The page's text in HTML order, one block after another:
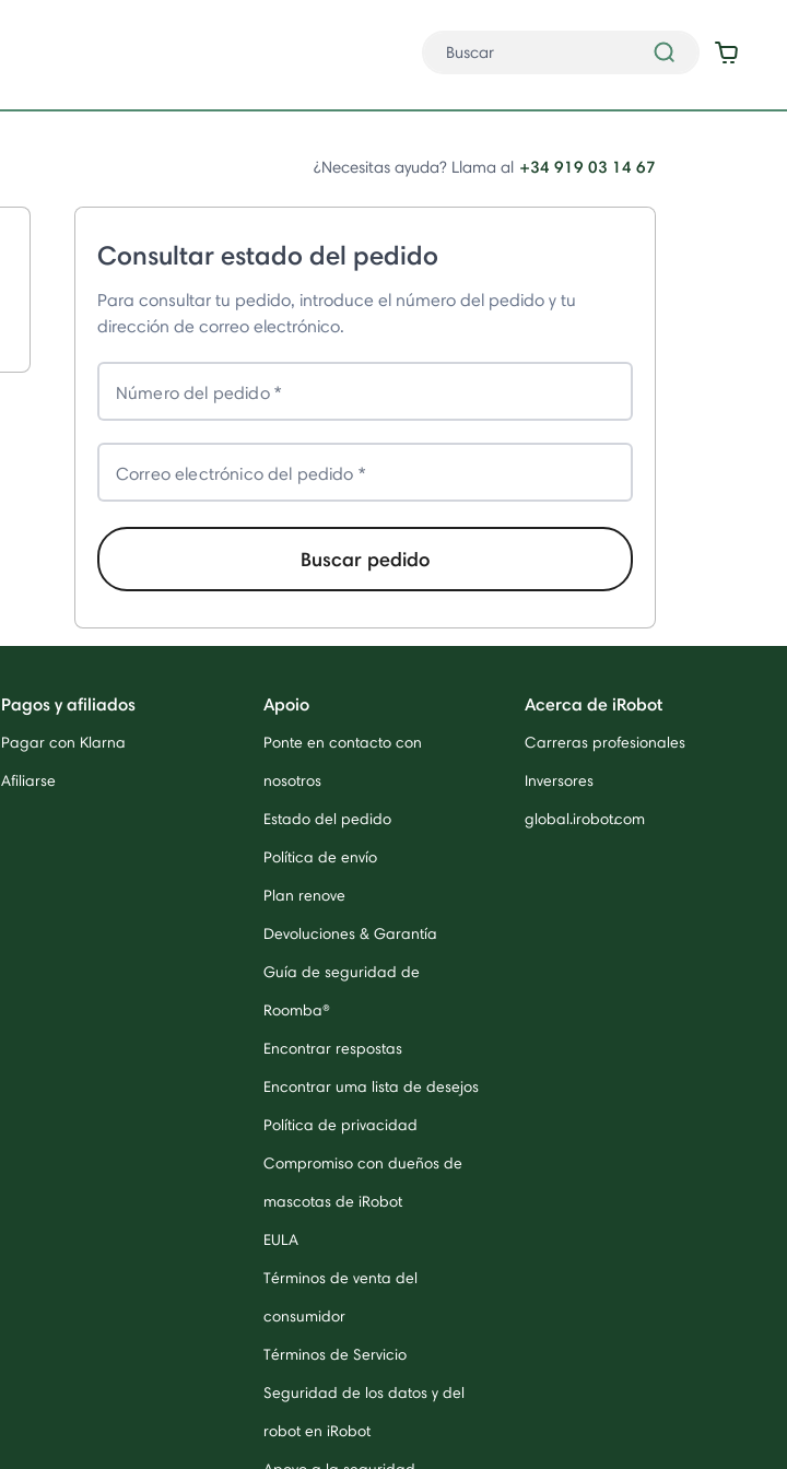
¿Necesitas ayuda? Llama al +34 919 03 14 67
Consultar estado del pedido
Para consultar tu pedido, introduce el número del pedido y tu
dirección de correo electrónico.
Número del pedido
Correo electrónico del pedido
Buscar pedido
Pagos y afiliados
Pagar con Klarna
Afiliarse
Apoio
Ponte en contacto con
nosotros
Estado del pedido
Política de envío
Plan renove
Devoluciones & Garantía
Guía de seguridad de
Roomba®
Encontrar respostas
Encontrar uma lista de desejos
Política de privacidad
Compromiso con dueños de
mascotas de iRobot
EULA
Términos de venta del
consumidor
Términos de Servicio
Seguridad de los datos y del
robot en iRobot
Acerca de iRobot
Carreras profesionales
Inversores
global.irobot.com